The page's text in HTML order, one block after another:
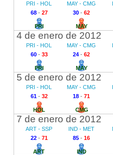
PRI - HOL
68- 27
PRI
MAY - CMG
30 - 62
MAY
4 de enero de 2012
PRI - HOL
60- 33
PRI
MAY - CMG
24 - 62
MAY
5 de enero de 2012
PRI - HOL
61- 32
HOL
MAY - CMG
18 - 71
CMG
7 de enero de 2012
ART - SSP
22- 71
ART
IND - MET
85 - 16
IND